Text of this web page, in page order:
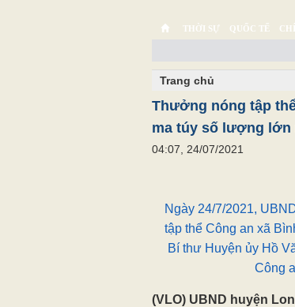
THỜI SỰ QUỐC TẾ
Trang chủ
Thưởng nóng tập
ma túy số lượng
04:07, 24/07/2021
Ngày 24/7/2021,
tập thể Công an xã
Bí thư Huyện ủy Hồ
Công
(VLO) UBND huyện